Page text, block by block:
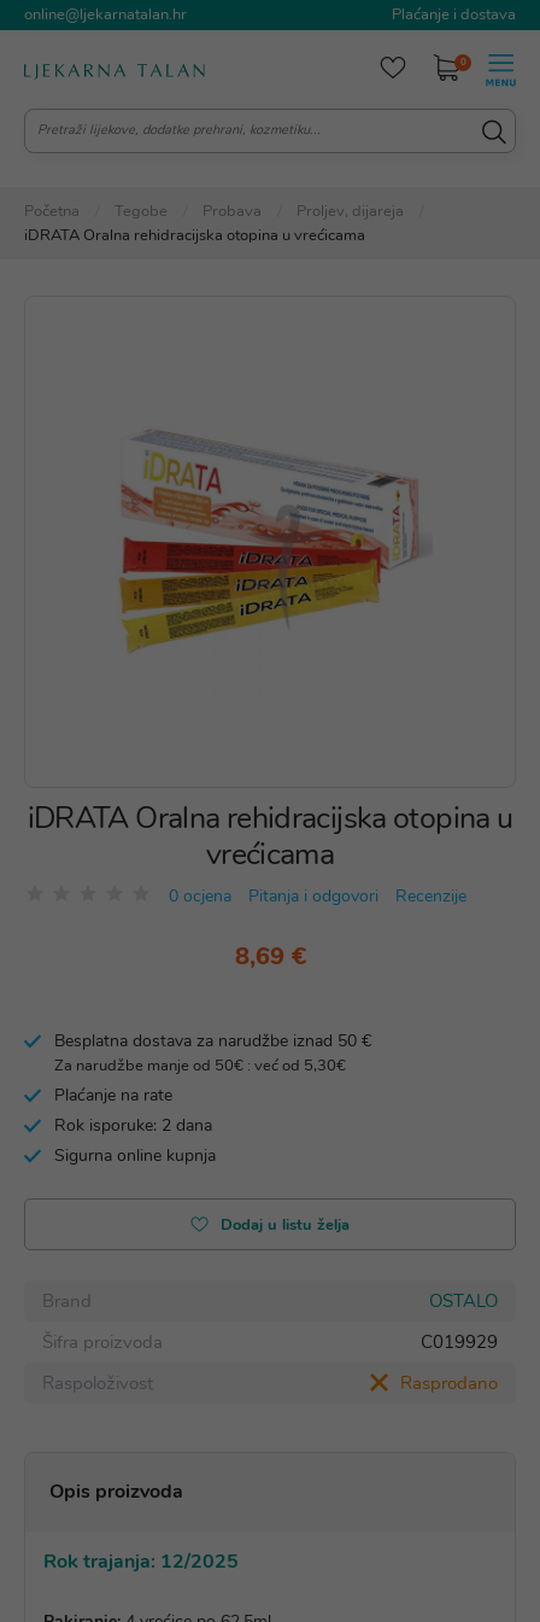
online@ljekarnatalan.hr Plaćanje i dostava
0
Početna Tegobe Probava
Proljev, dijareja
iDRATA Oralna rehidracijska otopina u vrećicama
iDRATA Oralna rehidracijska otopina u
vrećicama
0 ocjena Pitanja i odgovori Recenzije
8,69 €
Besplatna dostava za narudžbe iznad 50 €
Za narudžbe manje od 50€ : već od 5,30€
Plaćanje na rate
Rok isporuke: 2 dana
Sigurna online kupnja
Dodaj u listu želja
Brand
OSTALO
Šifra proizvoda
C019929
Raspoloživost
Rasprodano
Opis proizvoda
Rok trajanja: 12/2025